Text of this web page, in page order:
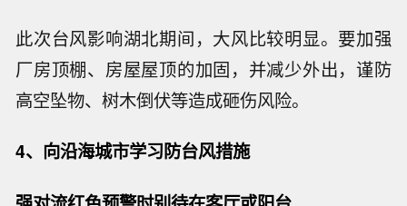
此次台风影响湖北期间，大风比较明显。要加强
厂房顶棚、房屋屋顶的加固，并减少外出，谨防
高空坠物、树木倒伏等造成砸伤风险。
4、向沿海城市学习防台风措施